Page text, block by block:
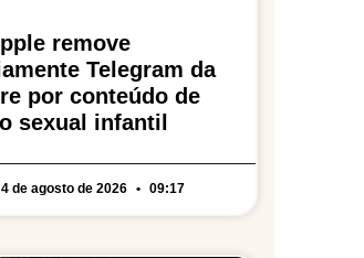
remove
Telegram da
por conteúdo de
sexual infantil
4 de agosto de 2026 09:17